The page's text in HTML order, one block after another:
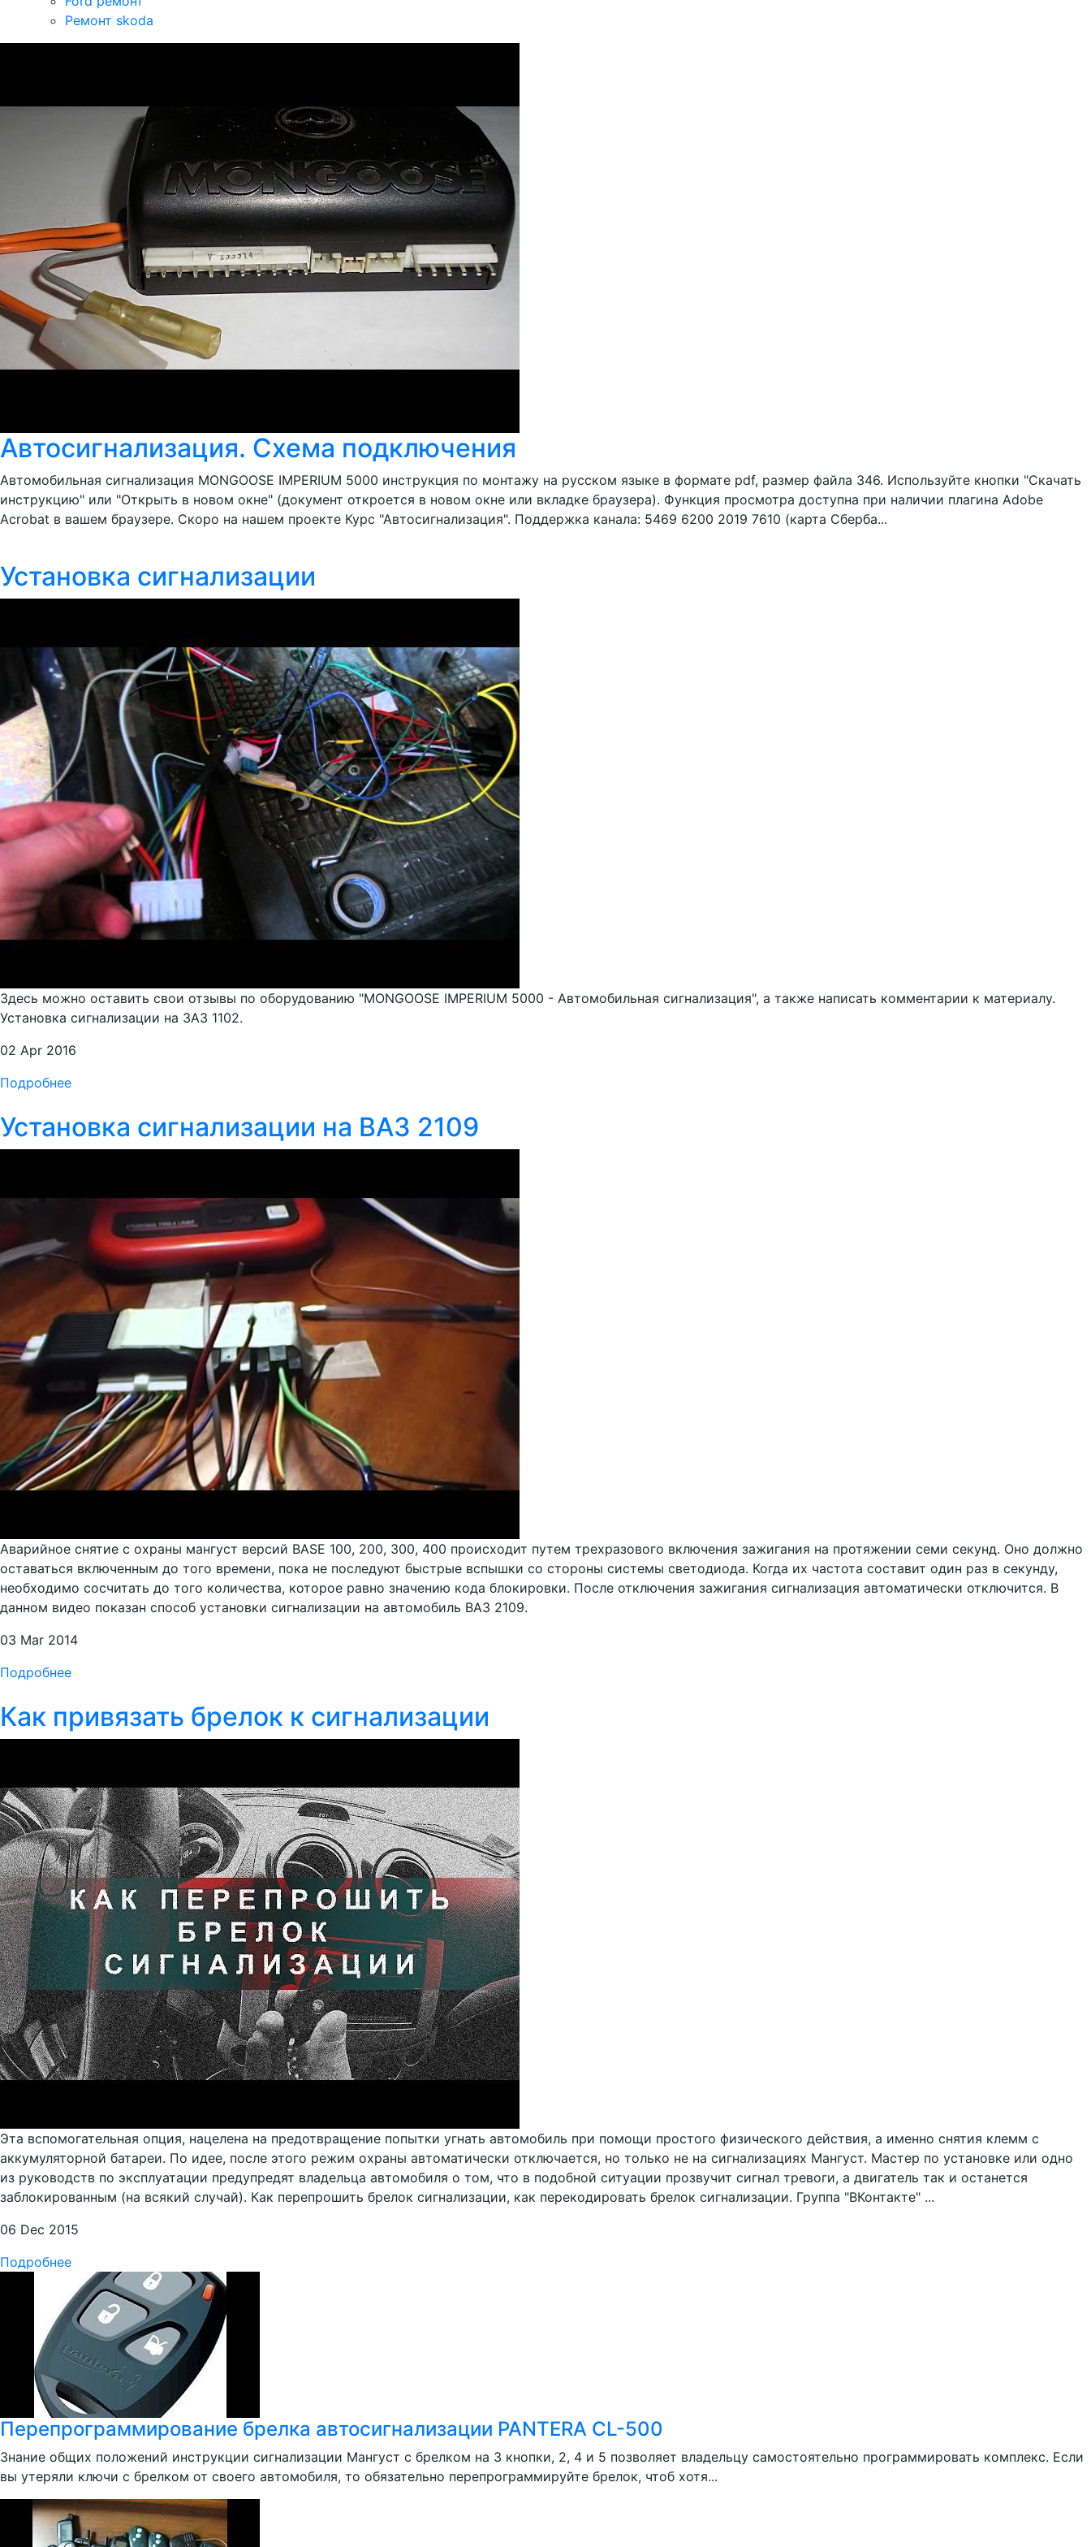
Ремонт skoda
Автосигнализация. Схема подключения
Автомобильная сигнализация MONGOOSE IMPERIUM 5000 инструкция по монтажу на русском языке в формате pdf, размер файла 346. Используйте кнопки "Скачать
инструкцию" или "Открыть в новом окне" (документ откроется в новом окне или вкладке браузера). Функция просмотра доступна при наличии плагина Adobe
Acrobat в вашем браузере. Скоро на нашем проекте Курс "Автосигнализация". Поддержка канала: 5469 6200 2019 7610 (карта Сберба...
Установка сигнализации
Здесь можно оставить свои отзывы по оборудованию "MONGOOSE IMPERIUM 5000 - Автомобильная сигнализация", а также написать комментарии к материалу.
Установка сигнализации на ЗАЗ 1102.
02 Apr 2016
Подробнее
Установка сигнализации на ВАЗ 2109
Аварийное снятие с охраны мангуст версий BASE 100, 200, 300, 400 происходит путем трехразового включения зажигания на протяжении семи секунд. Оно должно
оставаться включенным до того времени, пока не последуют быстрые вспышки со стороны системы светодиода. Когда их частота составит один раз в секунду,
необходимо сосчитать до того количества, которое равно значению кода блокировки. После отключения зажигания сигнализация автоматически отключится. В
данном видео показан способ установки сигнализации на автомобиль ВАЗ 2109.
03 Mar 2014
Подробнее
Как привязать брелок к сигнализации
Эта вспомогательная опция, нацелена на предотвращение попытки угнать автомобиль при помощи простого физического действия, а именно снятия клемм с
аккумуляторной батареи. По идее, после этого режим охраны автоматически отключается, но только не на сигнализациях Мангуст. Мастер по установке или одно
из руководств по эксплуатации предупредят владельца автомобиля о том, что в подобной ситуации прозвучит сигнал тревоги, а двигатель так и останется
заблокированным (на всякий случай). Как перепрошить брелок сигнализации, как перекодировать брелок сигнализации. Группа "ВКонтакте" ...
06 Dec 2015
Подробнее
Перепрограммирование брелка автосигнализации PANTERA CL-500
Знание общих положений инструкции сигнализации Мангуст с брелком на 3 кнопки, 2, 4 и 5 позволяет владельцу самостоятельно программировать комплекс. Если
вы утеряли ключи с брелком от своего автомобиля, то обязательно перепрограммируйте брелок, чтоб хотя...